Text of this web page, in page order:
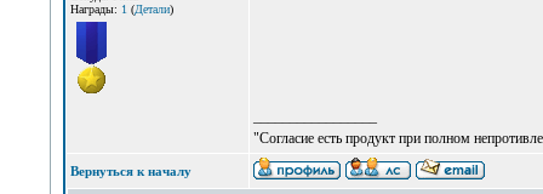
Награды: 1(Детали)
"Согласие есть продукт при полном
Вернуться к началу